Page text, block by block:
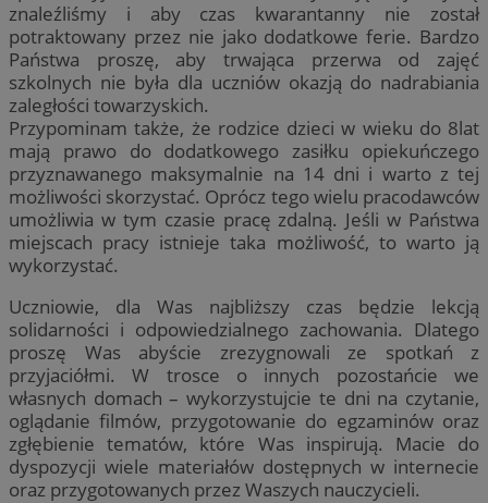
znaleźliśmy i aby czas kwarantanny nie został
potraktowany przez nie jako dodatkowe ferie. Bardzo
Państwa proszę, aby trwająca przerwa od zajęć
szkolnych nie była dla uczniów okazją do nadrabiania
zaległości towarzyskich.
Przypominam także, że rodzice dzieci w wieku do 8lat
mają prawo do dodatkowego zasiłku opiekuńczego
przyznawanego maksymalnie na 14 dni i warto z tej
możliwości skorzystać. Oprócz tego wielu pracodawców
umożliwia w tym czasie pracę zdalną. Jeśli w Państwa
miejscach pracy istnieje taka możliwość, to warto ją
wykorzystać.
Uczniowie, dla Was najbliższy czas będzie lekcją
solidarności i odpowiedzialnego zachowania. Dlatego
proszę Was abyście zrezygnowali ze spotkań z
przyjaciółmi. W trosce o innych pozostańcie we
własnych domach – wykorzystujcie te dni na czytanie,
oglądanie filmów, przygotowanie do egzaminów oraz
zgłębienie tematów, które Was inspirują. Macie do
dyspozycji wiele materiałów dostępnych w internecie
oraz przygotowanych przez Waszych nauczycieli.